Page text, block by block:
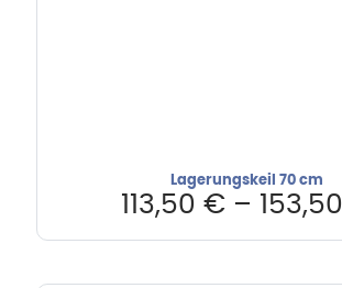
Lagerungskeil 70 cm
113,50 €– 153,50